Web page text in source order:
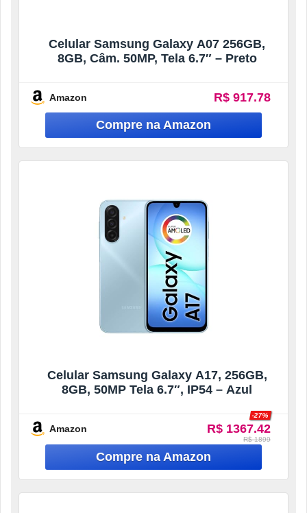
Celular Samsung Galaxy A07 256GB,
8GB, Câm. 50MP, Tela 6.7″ – Preto
Amazon R$ 917.78
Celular Samsung Galaxy A17, 256GB,
8GB, 50MP Tela 6.7″, IP54 – Azul
Amazon R$ 1367.42
-27%
R$ 1899